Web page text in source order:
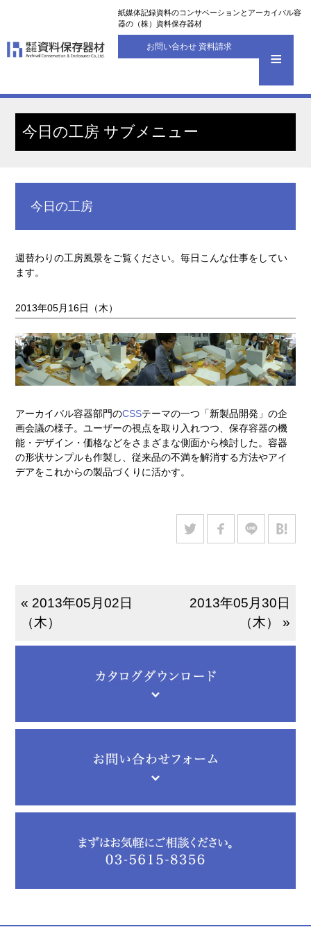
紙媒体記録資料のコンサベーションとアーカイバル容
器の（株）資料保存器材
お問い合わせ 資料請求
今日の工房 サブメニュー
今日の工房
週替わりの工房風景をご覧ください。毎日こんな仕事をしてい
ます。
2013年05月16日（木）
アーカイバル容器部門のCSSテーマの一つ「新製品開発」の企
画会議の様子。ユーザーの視点を取り入れつつ、保存容器の機
能・デザイン・価格などをさまざまな側面から検討した。容器
の形状サンプルも作製し、従来品の不満を解消する方法やアイ
デアをこれからの製品づくりに活かす。
« 2013年05月02日
（木）
2013年05月30日
（木） »